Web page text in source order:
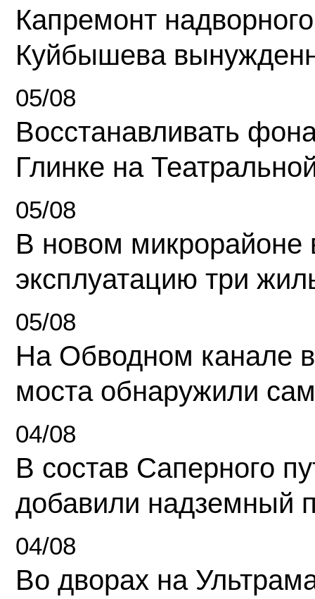
Капремонт
Куйбышева
05/08
Восстанавливать
Глинке на
05/08
В новом микрорайоне
эксплуатацию три
05/08
На Обводном канале
моста обнаружили
04/08
В состав Саперного
добавили надземный
04/08
Во дворах на